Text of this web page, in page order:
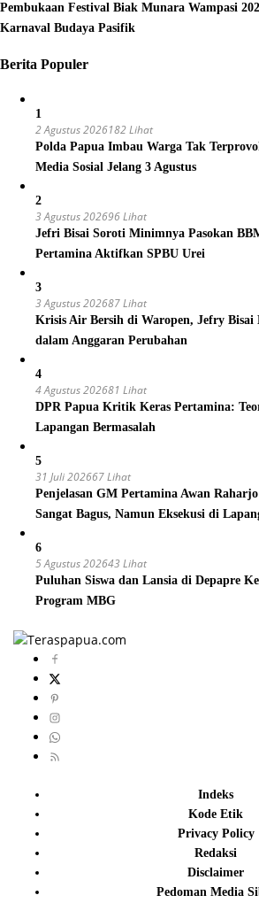
Pembukaan Festival Biak Munara Wampasi
Karnaval Budaya Pasifik
Berita Populer
1
2 Agustus 2026182 Lihat
Polda Papua Imbau Warga Tak
Media Sosial Jelang 3 Agustus
2
3 Agustus 202696 Lihat
Jefri Bisai Soroti Minimnya Pasokan
Pertamina Aktifkan SPBU Urei
3
3 Agustus 202687 Lihat
Krisis Air Bersih di Waropen, Jefry
dalam Anggaran Perubahan
4
4 Agustus 202681 Lihat
DPR Papua Kritik Keras Pertamina:
Lapangan Bermasalah
5
31 Juli 202667 Lihat
Penjelasan GM Pertamina Awan
Sangat Bagus, Namun Eksekusi di
6
5 Agustus 202643 Lihat
Puluhan Siswa dan Lansia di Depapre
Program MBG
Indeks
Kode Etik
Privacy Policy
Redaksi
Disclaimer
Pedoman Media